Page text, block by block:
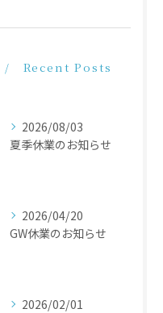
Recent Posts
2026/08/03
夏季休業のお知らせ
2026/04/20
GW休業のお知らせ
2026/02/01